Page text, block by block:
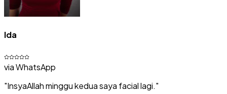
Ida
viaWhatsApp
"InsyaAllah minggu kedua saya facial lagi."